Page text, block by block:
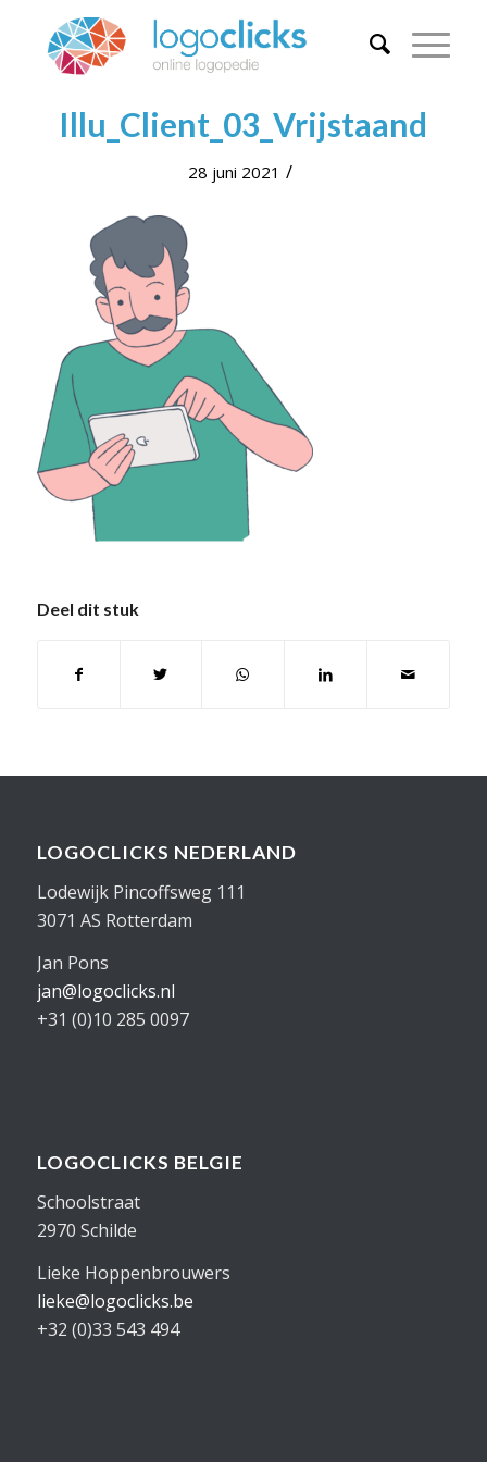
Illu_Client_03_Vrijstaand
28 juni 2021 /
Deel dit stuk
LOGOCLICKS NEDERLAND
Lodewijk Pincoffsweg 111
3071 AS Rotterdam
Jan Pons
jan@logoclicks.nl
+31 (0)10 285 0097
LOGOCLICKS BELGIE
Schoolstraat
2970 Schilde
Lieke Hoppenbrouwers
lieke@logoclicks.be
+32 (0)33 543 494